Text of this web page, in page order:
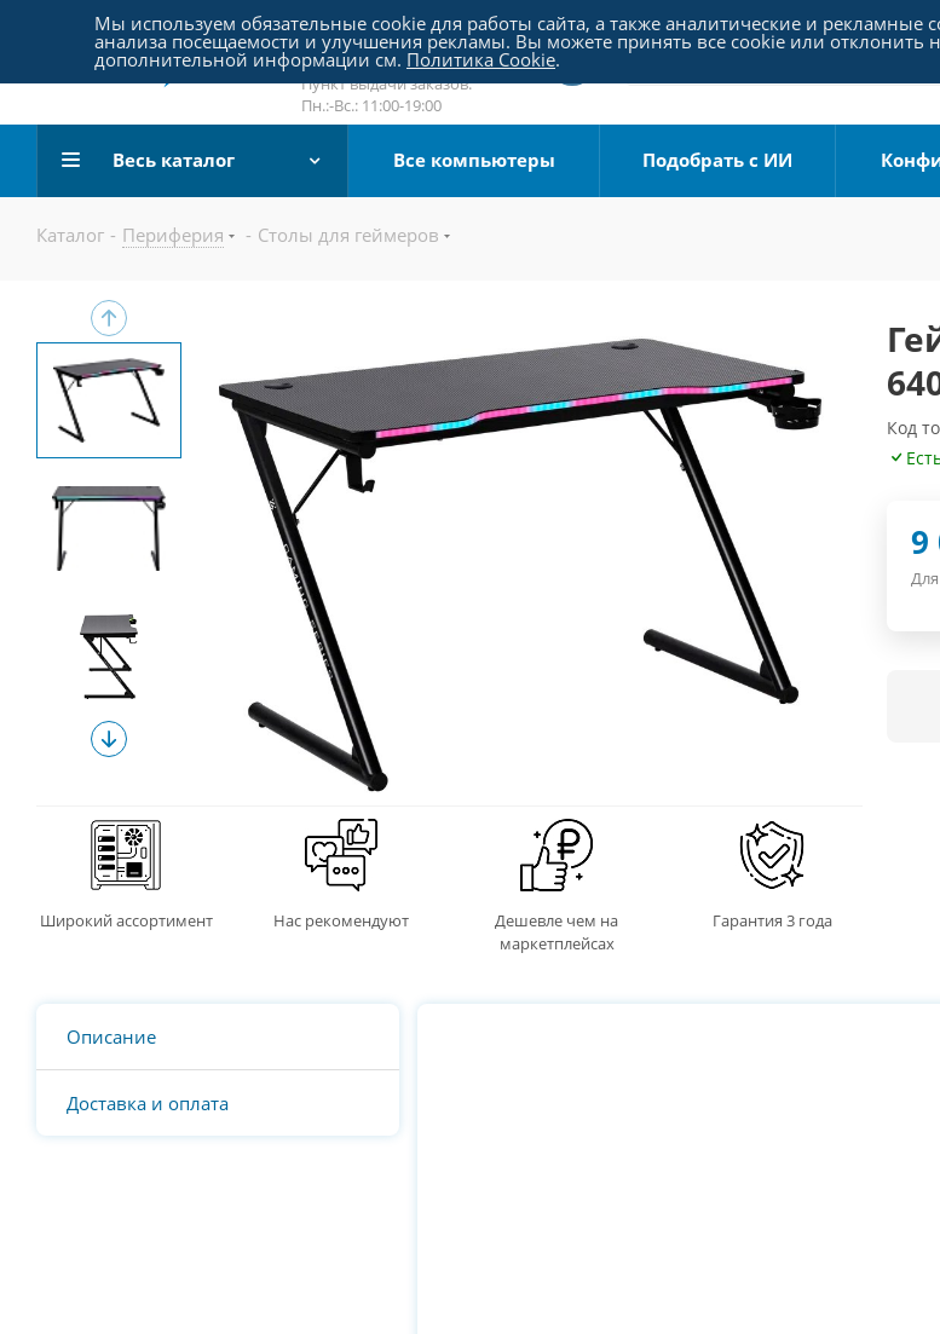
Пятницкое шоссе 18, пав. 267
email:sale@pc-arena.ru
Пн.:-Вс.: 10:00-20:00
Пункт выдачи заказов:
Пн.:-Вс.: 11:00-19:00
Весь каталог Все компьютеры Подобрать с ИИ
Каталог - Периферия - Столы для геймеров
Широкий ассортимент Нас рекомендуют
Дешевле чем на
маркетплейсах
Гарантия 3 года
Код
9
Описание
Доставка и оплата
Мы используем обязательные cookie для работы сайта, а также аналитические и рекламные
анализа посещаемости и улучшения рекламы. Вы можете принять все cookie или отклонить
дополнительной информации см. Политика Cookie.